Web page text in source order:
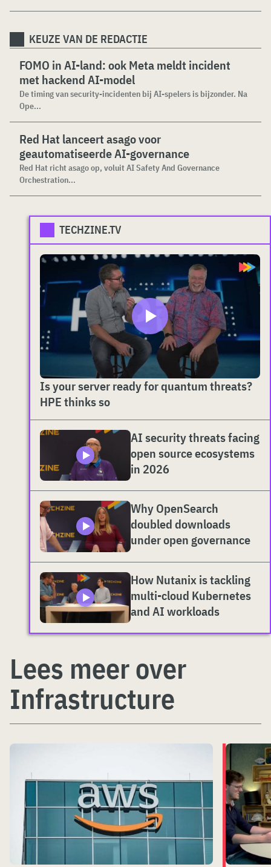
KEUZE VAN DE REDACTIE
FOMO in AI-land: ook Meta meldt incident
met hackend AI-model
De timing van security-incidenten bij AI-spelers is bijzonder. Na
Ope...
Red Hat lanceert asago voor
geautomatiseerde AI-governance
Red Hat richt asago op, voluit AI Safety And Governance
Orchestration...
TECHZINE.TV
Is your server ready for quantum threats?
HPE thinks so
AI security threats facing
open source ecosystems
in 2026
Why OpenSearch
doubled downloads
under open governance
How Nutanix is tackling
multi-cloud Kubernetes
and AI workloads
Lees meer over
Infrastructure